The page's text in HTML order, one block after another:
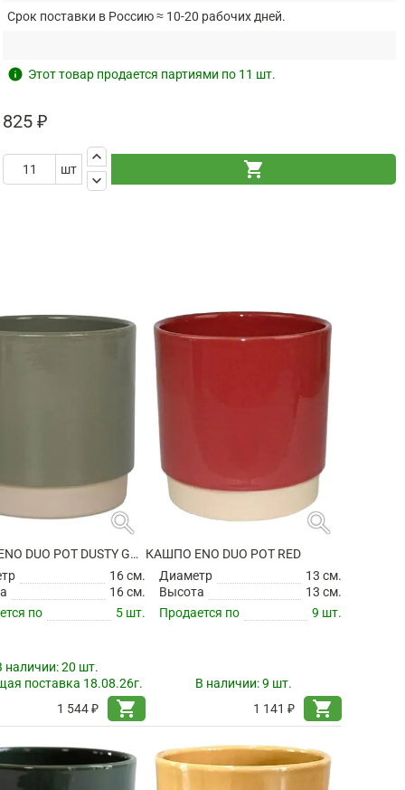
Срок поставки в Россию ≈ 10-20 рабочих дней.
info Этот товар продается партиями по 11 шт.
825 ₽
шт
keyboard_arrow_up
keyboard_arrow_down
shopping_cart
search
КАШПО ENO DUO POT DUSTY GREEN
16 см.
16 см.
по
5 шт.
наличии:20 шт.
поставка 18.08.26г.
1 544 ₽
shopping_cart
search
КАШПО ENO DUO POT RED
Диаметр
13 см.
Высота
13 см.
Продается по
9 шт.
В наличии:9 шт.
1 141 ₽
shopping_cart